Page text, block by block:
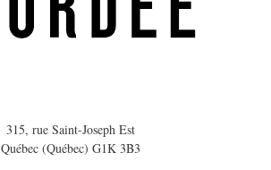
315, rue Saint-Joseph Est
Québec (Québec) G1K 3B3